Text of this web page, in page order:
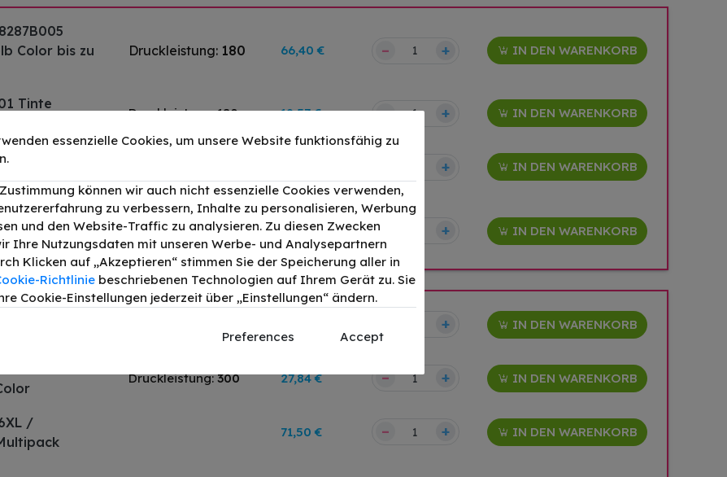
Color bis zu
Druckleistung: 180 66,40 € – + IN DEN WARENKORB
Tinte
Druckleistung:180 19,57 € – + IN DEN WARENKORB
Tinte Color
+ IN DEN WARENKORB
Schwarz
Druckleistung:360 44,61 € + IN DEN WARENKORB
Tinte
+ IN DEN WARENKORB
Tinte
Druckleistung:300 27,84 € – + IN DEN WARENKORB
/
71,50 € – + IN DEN WARENKORB
essenzielle Cookies, um unsere Website funktionsfähig zu
können wir auch nicht essenzielle Cookies verwenden,
zu verbessern, Inhalte zu personalisieren, Werbung
und den Website-Traffic zu analysieren. Zu diesen Zwecken
Ihre Nutzungsdaten mit unseren Werbe- und Analysepartnern
Klicken auf „Akzeptieren“ stimmen Sie der Speicherung aller in
Richtlinie beschriebenen Technologien auf Ihrem Gerät zu. Sie
Cookie-Einstellungen jederzeit über „Einstellungen“ ändern.
Preferences Accept